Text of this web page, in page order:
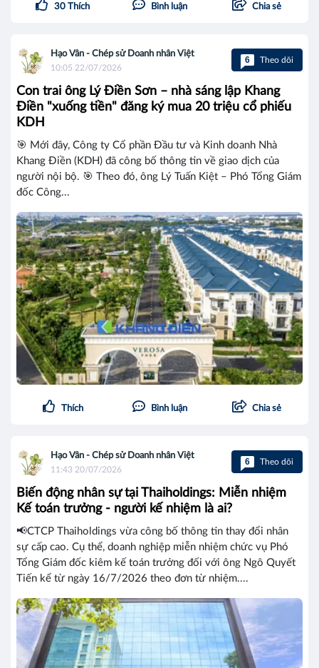
30 Thích Bình luận Chia sẻ
Hạo Vân - Chép sử Doanh nhân Việt
10:05 22/07/2026
6 Theo dõi
Con trai ông Lý Điền Sơn – nhà sáng lập Khang
Điền "xuống tiền" đăng ký mua 20 triệu cổ phiếu
KDH
🎯 Mới đây, Công ty Cổ phần Đầu tư và Kinh doanh Nhà
Khang Điền (KDH) đã công bố thông tin về giao dịch của
người nội bộ. 🎯 Theo đó, ông Lý Tuấn Kiệt – Phó Tổng Giám
đốc Công...
Thích Bình luận Chia sẻ
Hạo Vân - Chép sử Doanh nhân Việt
11:43 20/07/2026
6 Theo dõi
Biến động nhân sự tại Thaiholdings: Miễn nhiệm
Kế toán trưởng - người kế nhiệm là ai?
📢CTCP Thaiholdings vừa công bố thông tin thay đổi nhân
sự cấp cao. Cụ thể, doanh nghiệp miễn nhiệm chức vụ Phó
Tổng Giám đốc kiêm kế toán trưởng đối với ông Ngô Quyết
Tiến kể từ ngày 16/7/2026 theo đơn từ nhiệm....